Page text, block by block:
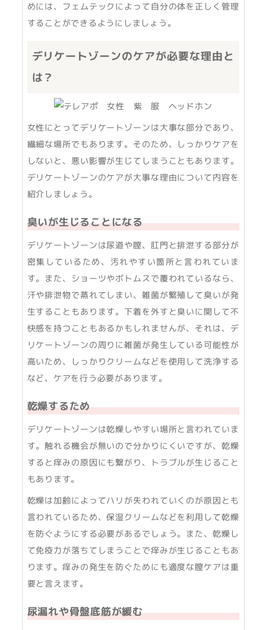
めには、フェムテックによって自分の体を正しく管理
することができるようにしましょう。
デリケートゾーンのケアが必要な理由と
は？
女性にとってデリケートゾーンは大事な部分であり、
繊細な場所でもあります。そのため、しっかりケアを
しないと、悪い影響が生じてしまうこともあります。
デリケートゾーンのケアが大事な理由について内容を
紹介しましょう。
臭いが生じることになる
デリケートゾーンは尿道や膣、肛門と排泄する部分が
密集しているため、汚れやすい箇所と言われていま
す。また、ショーツやボトムスで覆われているなら、
汗や排泄物で蒸れてしまい、雑菌が繁殖して臭いが発
生することもあります。下着を外すと臭いに関して不
快感を持つこともあるかもしれませんが、それは、デ
リケートゾーンの周りに雑菌が発生している可能性が
高いため、しっかりクリームなどを使用して洗浄する
など、ケアを行う必要があります。
乾燥するため
デリケートゾーンは乾燥しやすい場所と言われていま
す。触れる機会が無いので分かりにくいですが、乾燥
すると痒みの原因にも繋がり、トラブルが生じること
もあります。
乾燥は加齢によってハリが失われていくのが原因とも
言われているため、保湿クリームなどを利用して乾燥
を防ぐようにする必要があるでしょう。また、乾燥し
て免疫力が落ちてしまうことで痒みが生じることもあ
ります。痒みの発生を防ぐためにも適度な膣ケアは重
要と言えます。
尿漏れや骨盤底筋が緩む